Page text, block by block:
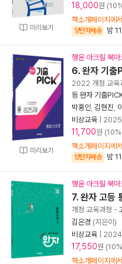
미리보기
18,000원
책소개페이지에
양탄자배송 밤 11
미리보기
행운 아크릴 북
6. 완자 기
2022 개정 교육
등 완자 기출
박홍인 김현진
비상교육
2025
11,700원
책소개페이지에
양탄자배송 밤 11
행운 아크릴 북
7. 완자 고등
개정 교육과정 -
김은경 (지은이)
비상교육
2024
17,550원
책소개페이지에